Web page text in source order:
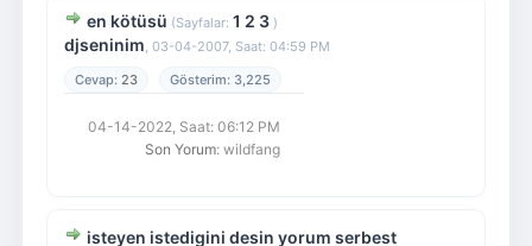
en kötüsü (Sayfalar: 1 2 3)
djseninim, 03-04-2007, Saat: 04:59 PM
23
3,225
04-14-2022, Saat: 06:12 PM
Son Yorum: wildfang
isteyen istedigini desin yorum serbest